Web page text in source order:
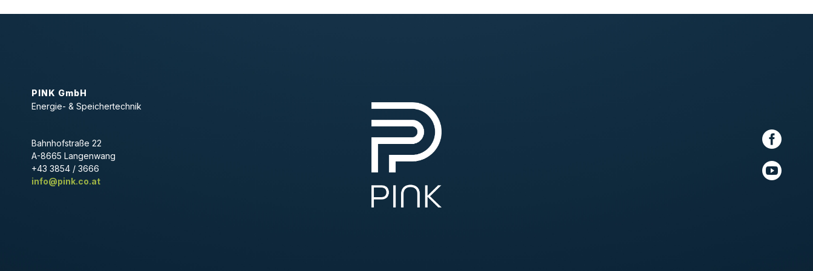
PINK GmbH
Energie- & Speichertechnik
Bahnhofstraße 22
A-8665 Langenwang
+43 3854 / 3666
info@pink.co.at